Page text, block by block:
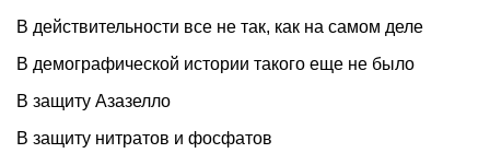
В действительности все не так, как на самом деле
В демографической истории такого еще не было
В защиту Азазелло
В защиту нитратов и фосфатов